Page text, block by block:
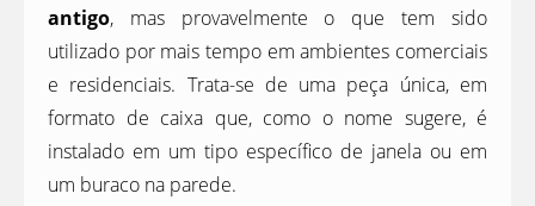
antigo, mas provavelmente o que tem sido
utilizado por mais tempo em ambientes comerciais
e residenciais. Trata-se de uma peça única, em
formato de caixa que, como o nome sugere, é
instalado em um tipo específico de janela ou em
um buraco na parede.